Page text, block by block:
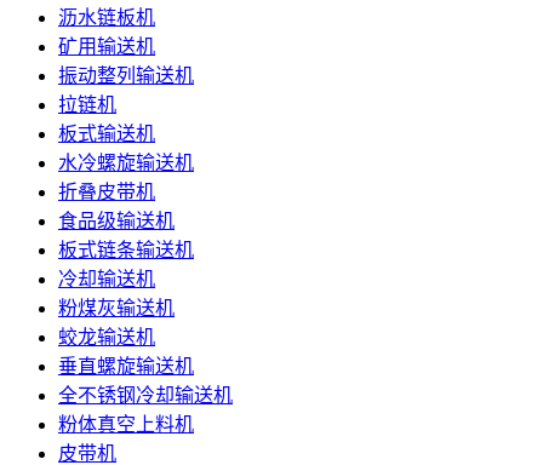
沥水链板机
矿用输送机
振动整列输送机
拉链机
板式输送机
水冷螺旋输送机
折叠皮带机
食品级输送机
板式链条输送机
冷却输送机
粉煤灰输送机
蛟龙输送机
垂直螺旋输送机
全不锈钢冷却输送机
粉体真空上料机
皮带机